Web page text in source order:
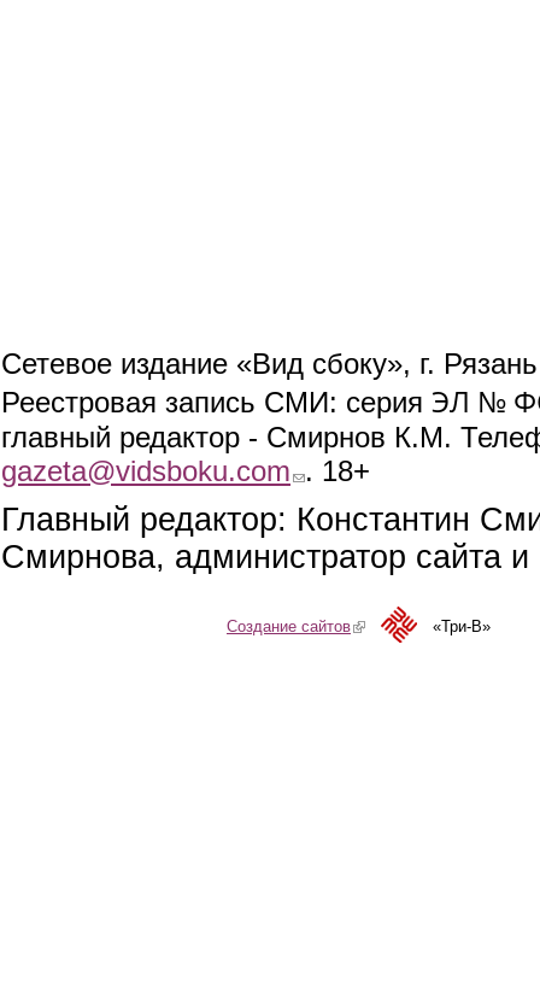
Сетевое издание «Вид сбоку», г.
Реестровая запись СМИ: серия ЭЛ №
главный редактор - Смирнов К.М.
gazeta@vidsboku.com (link sends e-mail)
. 18+
Главный редактор: Константин
Смирнова, администратор сайта
Создание сайтов(link is external)«Три-В»